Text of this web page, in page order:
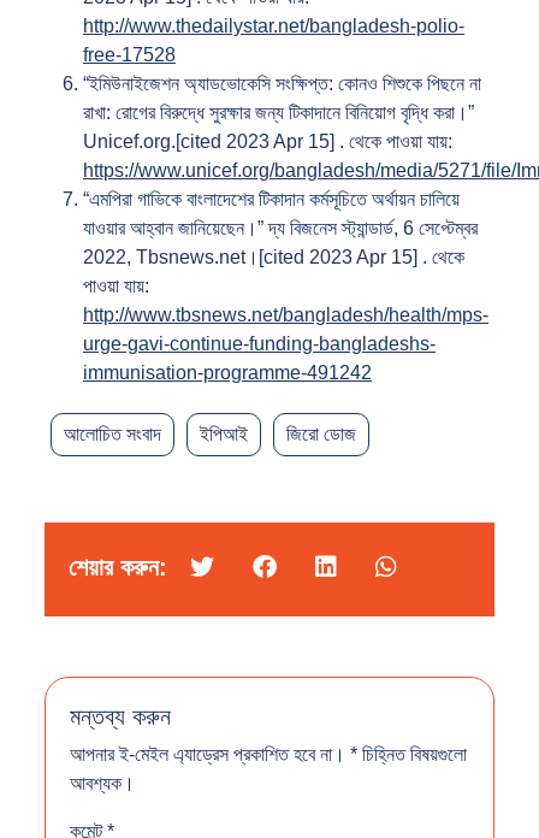
http://www.thedailystar.net/bangladesh-polio-
free-17528
“ইমিউনাইজেশন অ্যাডভোকেসি সংক্ষিপ্ত: কোনও শিশুকে পিছনে না
রাখা: রোগের বিরুদ্ধে সুরক্ষার জন্য টিকাদানে বিনিয়োগ বৃদ্ধি করা।”
Unicef.org.[cited 2023 Apr 15] . থেকে পাওয়া যায়:
https://www.unicef.org/bangladesh/media/5271/file/
“এমপিরা গাভিকে বাংলাদেশের টিকাদান কর্মসূচিতে অর্থায়ন চালিয়ে
যাওয়ার আহ্বান জানিয়েছেন।” দ্য বিজনেস স্ট্যান্ডার্ড, 6 সেপ্টেম্বর
2022, Tbsnews.net।[cited 2023 Apr 15] . থেকে
পাওয়া যায়:
http://www.tbsnews.net/bangladesh/health/mps-
urge-gavi-continue-funding-bangladeshs-
immunisation-programme-491242
আলোচিত সংবাদ ইপিআই জিরো ডোজ
শেয়ার করুন:
মন্তব্য করুন
আপনার ই-মেইল এ্যাড্রেস প্রকাশিত হবে না। * চিহ্নিত বিষয়গুলো
আবশ্যক।
কমেন্ট*